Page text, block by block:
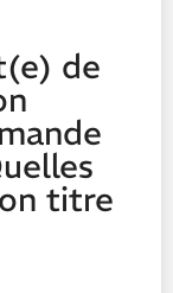
de
titre